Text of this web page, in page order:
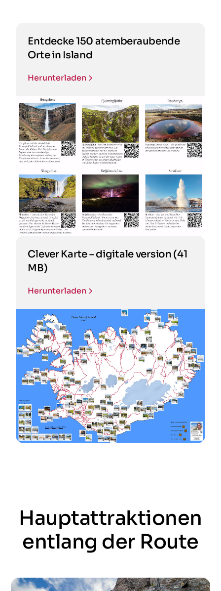
Entdecke 150 atemberaubende
Orte in Island
Herunterladen
Clever Karte – digitale version (41
MB)
Herunterladen
Hauptattraktionen
entlang der Route